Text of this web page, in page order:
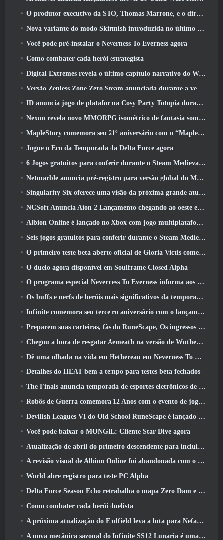
O produtor executivo da STO, Thomas Marrone, e o diretor criativo da Neverwinter, Randy Mosiondz, discutem os jogos e o futuro do Cryptic
Nova variante do modo Skirmish introduzida no último ato de Valorant
Você pode pré-instalar o Neverness To Everness agora
Como combater cada herói estrategista
Digital Extremes revela o último capítulo narrativo do Warframe com novos curtas de anime
Versão Zenless Zone Zero Steam anunciada durante a versão 2.8 Programa Especial
ID anuncia jogo de plataforma Cosy Party Totopia durante o Xbox Showcase, Começa o recrutamento beta
Nexon revela novo MMORPG isométrico de fantasia sombria, Brasas dos sem coroa
MapleStory comemora seu 21º aniversário com o “Maple University Event”
Jogue o Eco da Temporada da Delta Force agora
6 Jogos gratuitos para conferir durante o Steam Medieval Fest
Netmarble anuncia pré-registro para versão global do MMORPG de ficção científica RF Online Next
Singularity Six oferece uma visão da próxima grande atualização de Palia, The Royal Highlands
NCSoft Anuncia Aion 2 Lançamento chegando ao oeste este ano
Albion Online é lançado no Xbox com jogo multiplataforma completo
Seis jogos gratuitos para conferir durante o Steam Medieval Fest
O primeiro teste beta aberto oficial de Gloria Victis começa hoje
O duelo agora disponível em Soulframe Closed Alpha
O programa especial Neverness To Everness informa aos jogadores o que esperar dos lançamentos
Os buffs e nerfs de heróis mais significativos da temporada 7.5
Infinite comemora seu terceiro aniversário com o lançamento do SS12 Lunaria hoje
Preparem suas carteiras, fãs do RuneScape, Os ingressos para o RuneFest estão prestes a ser colocados à venda
Chegou a hora de resgatar Aemeath na versão de Wuthering Waves 3.3 Atualizar
Dê uma olhada na vida em Hethereau em Neverness To Everness, vídeo de pré-visualização do jogo de lançamento
Detalhes do HEAT bem a tempo para testes beta fechados
The Finals anuncia temporada de esportes eletrônicos de US$ 200 mil
Robôs de Guerra comemora 12 Anos com o evento de jogos robóticos marcianos
Devilish Leagues VI do Old School RuneScape é lançado hoje
Você pode baixar o MONGIL: Cliente Star Dive agora
Atualização de abril do primeiro descendente para incluir versão beta do novo conteúdo do Endgame
A revisão visual de Albion Online foi abandonada com o lançamento da atualização Radiant Wilds hoje
World abre registro para teste PC Alpha
Delta Force Season Echo retrabalha o mapa Zero Dam e expande a jogabilidade das operações
Como combater cada herói duelista
A próxima atualização do Endfield leva a luta para Nefarith
A nova mecânica sazonal do Infinite SS12 Lunaria é uma das “maiores adições” ao jogo